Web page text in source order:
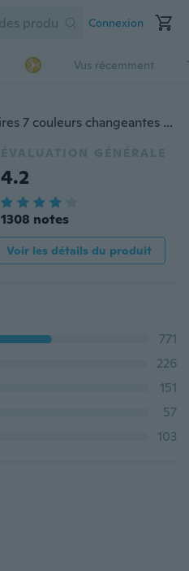
Connexion
Vus récemment
Horloges de table triangulaires 7 couleurs changeantes LED température semaine affichage numérique réveil table décor horloges chambre chevet horloge
ÉVALUATION GÉNÉRALE
4.2
1308 notes
Voir les détails du produit
771
226
151
57
103